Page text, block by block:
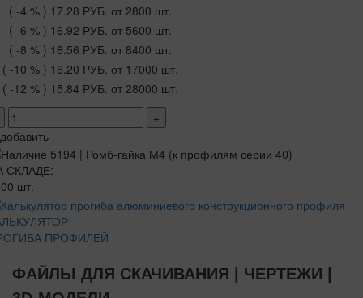
( -4 % ) 17.28 РУБ. от 2800 шт.
( -6 % ) 16.92 РУБ. от 5600 шт.
( -8 % ) 16.56 РУБ. от 8400 шт.
( -10 % ) 16.20 РУБ. от 17000 шт.
( -12 % ) 15.84 РУБ. от 28000 шт.
+
добавить
СКЛАДЕ:
шт.
ПРОФИЛЕЙ
ФАЙЛЫ ДЛЯ СКАЧИВАНИЯ | ЧЕРТЕЖИ |